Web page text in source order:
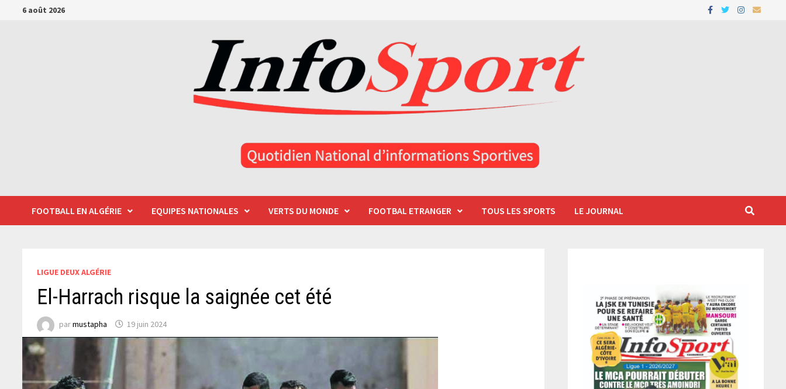
Passer6 août 2026
FOOTBALL EN ALGÉRIE EQUIPES NATIONALES VERTS DU MONDE FOOTBAL ETRANGER TOUS LES SPORTS LE JOURNAL
LIGUE DEUX ALGÉRIE
El-Harrach risque la saignée cet été
parmustapha 19 juin 2024